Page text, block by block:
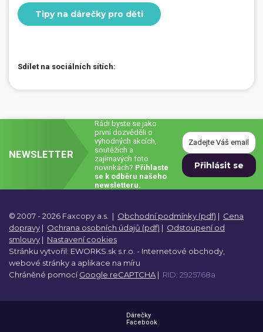
Tipy na dárečky pro děti
Sdílet na sociálních sítích:
NEWSLETTER
Rádi byste se jako
první dozvěděli o
výhodných akcích,
soutěžích a
zajímavých foto
novinkách? Přihlaste
se k odběru našeho
newsletteru.
© 2007 - 2026 Faxcopy a.s. | Obchodní podmínky (pdf) | Cena
dopravy | Ochrana osobních údajů (pdf) | Odstoupení od
smlouvy | Nastavení cookies
Stránku vytvořil: EWORKS.sk s.r.o. - Internetové obchody,
webové stránky a aplikace na míru
Chráněné pomocíGoogle reCAPTCHA | RID: 2925768a
Dárečky
Facebook